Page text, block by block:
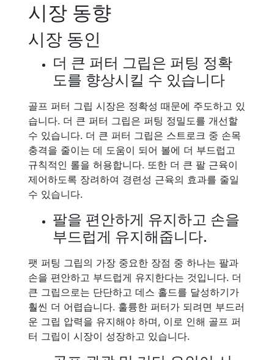
시장 동향
시장 동인
더 큰 퍼터 그립은 퍼팅 정확
도를 향상시킬 수 있습니다
골프 퍼터 그립 시장은 정확성 때문에 주도하고 있
습니다. 더 큰 퍼터 그립은 퍼팅 정밀도를 개선할
수 있습니다. 더 큰 퍼터 그립은 스트로크 중 손목
충격을 줄이는 데 도움이 되어 볼에 더 부드럽고
규칙적인 롤을 허용합니다. 또한 더 큰 팔 근육이
제어하도록 장려하여 경련성 근육의 효과를 줄일
수 있습니다.
팔을 편안하게 유지하고 손을
부드럽게 유지해줍니다.
팻 퍼팅 그립의 가장 중요한 장점 중 하나는 팔과
손을 편안하고 부드럽게 유지한다는 것입니다. 더
큰 그립으로는 단단하고 데스 홀드를 달성하기가
훨씬 더 어렵습니다. 훌륭한 퍼터가 되려면 부드러
운 그립 압력을 유지해야 하며, 이로 인해 골프 퍼
터 그립이 시장이 성장하고 있습니다.